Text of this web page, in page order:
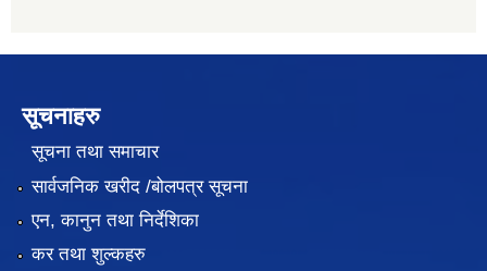
सूचनाहरु
सूचना तथा समाचार
सार्वजनिक खरीद /बोलपत्र सूचना
एन, कानुन तथा निर्देशिका
कर तथा शुल्कहरु